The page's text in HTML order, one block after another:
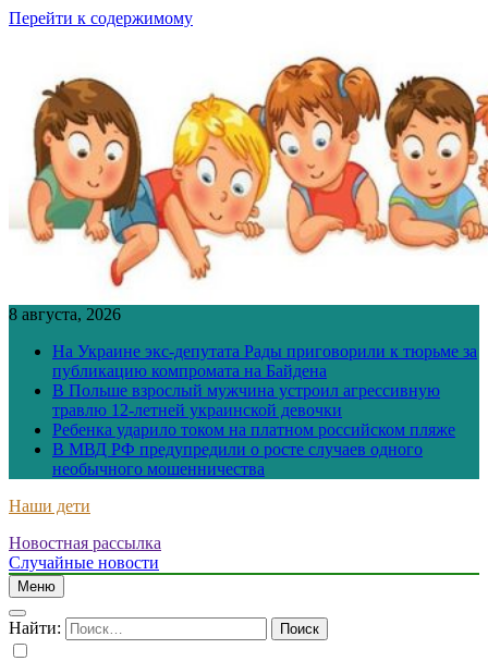
Перейти к содержимому
8 августа, 2026
На Украине экс-депутата Рады приговорили к тюрьме за
публикацию компромата на Байдена
В Польше взрослый мужчина устроил агрессивную
травлю 12-летней украинской девочки
Ребенка ударило током на платном российском пляже
В МВД РФ предупредили о росте случаев одного
необычного мошенничества
Наши дети
Новостная рассылка
Случайные новости
Меню
Найти: